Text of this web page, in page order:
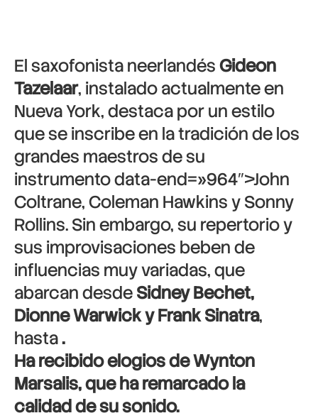
El saxofonista neerlandésGideon
Tazelaar, instalado actualmente en
Nueva York, destaca por un estilo
que se inscribe en la tradición de los
grandes maestros de su
instrumento data-end=»964″>John
Coltrane, Coleman Hawkins y Sonny
Rollins. Sin embargo, su repertorio y
sus improvisaciones beben de
influencias muy variadas, que
abarcan desdeSidney Bechet,
Dionne Warwick y Frank Sinatra,
hasta.
Ha recibido elogios deWynton
Marsalis, que ha remarcado la
calidad de su sonido.